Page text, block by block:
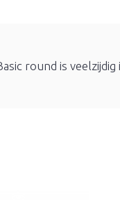
round is